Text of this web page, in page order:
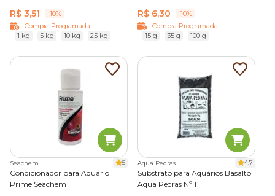
R$ 3,51
-10%
Compra Programada
1 kg
5 kg 10 kg 25 kg
R$ 6,30
-10%
Compra Programada
15 g
35 g 100 g
Seachem 5
Condicionador para Aquário
Prime Seachem
Aqua Pedras 4.7
Substrato para Aquários Basalto
Aqua Pedras Nº 1